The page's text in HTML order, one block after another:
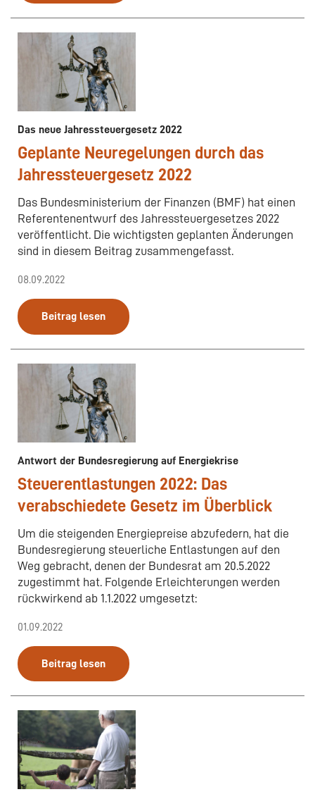
Das neue Jahressteuergesetz 2022
Geplante Neuregelungen durch das
Jahressteuergesetz 2022
Das Bundesministerium der Finanzen (BMF) hat einen
Referentenentwurf des Jahressteuergesetzes 2022
veröffentlicht. Die wichtigsten geplanten Änderungen
sind in diesem Beitrag zusammengefasst.
08.09.2022
Beitrag lesen
Antwort der Bundesregierung auf Energiekrise
Steuerentlastungen 2022: Das
verabschiedete Gesetz im Überblick
Um die steigenden Energiepreise abzufedern, hat die
Bundesregierung steuerliche Entlastungen auf den
Weg gebracht, denen der Bundesrat am 20.5.2022
zugestimmt hat. Folgende Erleichterungen werden
rückwirkend ab 1.1.2022 umgesetzt:
01.09.2022
Beitrag lesen